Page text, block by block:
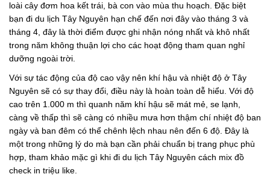
loài cây đơm hoa kết trái, bà con vào mùa thu hoạch. Đặc biệt
bạn đi du lịch Tây Nguyên hạn chế đến nơi đây vào tháng 3 và
tháng 4, đây là thời điểm được ghi nhận nóng nhất và khô nhất
trong năm không thuận lợi cho các hoạt động tham quan nghỉ
dưỡng ngoài trời.
Với sự tác động của độ cao vậy nên khí hậu và nhiệt độ ở Tây
Nguyên sẽ có sự thay đổi, điều này là hoàn toàn dễ hiểu. Với độ
cao trên 1.000 m thì quanh năm khí hậu sẽ mát mẻ, se lạnh,
càng về thấp thì sẽ càng có nhiều mưa hơn thậm chí nhiệt độ ban
ngày và ban đêm có thể chênh lệch nhau nên đến 6 độ. Đây là
một trong những lý do mà bạn cần phải chuẩn bị trang phục phù
hợp, tham khảo mặc gì khi đi du lịch Tây Nguyên cách mix đồ
check in triệu like.